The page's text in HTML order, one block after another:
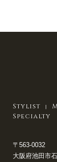
Stylist
Specialty
〒563-0032
大阪府池田市